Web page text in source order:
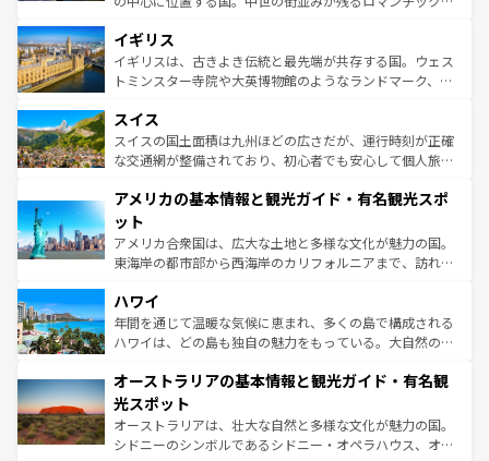
香り高いラベンダー畑など、多彩な楽しみ方が可能だ。さ
らに、パリ以外の地域にも魅力が溢れており、どの街角に
も豊かな歴史と文化が息づいている。パリ以外の個性あふ
を参照してほしい。
顔を持つこの国は、どこを歩いても飽きることがない。ベ
ルリンの文化的活気、バイエルン州のアルプスの絶景、そ
してライン川沿いのワイン畑といった風景は必見。ビール
は、お酒好きな人にはぜひ体験してほしい。 なお、新着の
ドイツ情報はコンテンツ一覧を参照してほしい。
イギリス
イギリスは、古きよき伝統と最先端が共存する国。ウェス
トミンスター寺院や大英博物館のようなランドマーク、歴
リアごとに異なる魅力がある。また、優雅なアフタヌーン
ティー、ビール好きにはたまらない英国パブ、サッカー観
戦など、本場だからこそできる体験も豊富。イギリスを旅
ンツ一覧を参照してほしい。
スイス
スイスの国土面積は九州ほどの広さだが、運行時刻が正確
な交通網が整備されており、初心者でも安心して個人旅行
の建物がそのまま残る町や、スイスならではのユニークな
博物館もあり、アルプス観光だけでなく町歩きも満喫する
ことができる。国民の所得が高いため物価も高いが、旅行
者向けの交通パス提供のサービスもあり、うまく活用すれ
着のスイス情報は
アメリカの基本情報と観光ガイド・有名観光スポ
ット
アメリカ合衆国は、広大な土地と多様な文化が魅力の国。
東海岸の都市部から西海岸のカリフォルニアまで、訪れる
のような巨大都市は、観光、ショッピング、エンターテイ
ンメントが詰まった刺激的なスポットだ。一方、アメリカ
西部には大自然が広がり、グランドキャニオンやイエロー
部のニューオーリンズでは、音楽と美食が融合した独特の
文化が魅力。旅行者はアメリカの各地域で異なる魅力を楽
しみながら、その多様性と豊かな歴史を感じることができ
るだろう。車でのロードトリップや列車の旅も、アメリカ
ハワイ
年間を通じて温暖な気候に恵まれ、多くの島で構成される
ハワイは、どの島も独自の魅力をもっている。大自然の神
ワイ島は見逃せない。また、定番の観光地といえばオアフ
島だが、静かな自然を求めるならマウイ島やカウアイ島が
おすすめ。エメラルドグリーンに輝く海をはじめ、豊かな
文化や歴史が息づいている。「アロハスピリット」と呼ば
オーストラリアの基本情報と観光ガイド・有名観
光スポット
オーストラリアは、壮大な自然と多様な文化が魅力の国。
シドニーのシンボルであるシドニー・オペラハウス、オー